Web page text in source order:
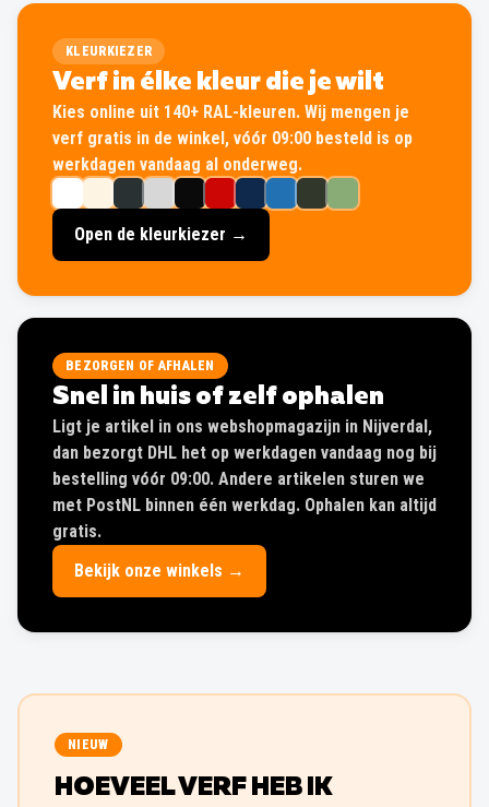
KLEURKIEZER
Verf in élke kleur die je wilt
Kies online uit 140+ RAL-kleuren. Wij mengen je
verf gratis in de winkel, vóór 09:00 besteld is op
werkdagen vandaag al onderweg.
Open de kleurkiezer →
BEZORGEN OF AFHALEN
Snel in huis of zelf ophalen
Ligt je artikel in ons webshopmagazijn in Nijverdal,
dan bezorgt DHL het op werkdagen vandaag nog bij
bestelling vóór 09:00. Andere artikelen sturen we
met PostNL binnen één werkdag. Ophalen kan altijd
gratis.
Bekijk onze winkels →
NIEUW
HOEVEEL VERF HEB IK